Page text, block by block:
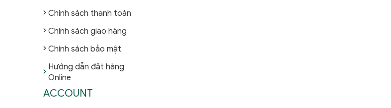
Chính sách thanh toán
Chính sách giao hàng
Chính sách bảo mật
Hướng dẫn đặt hàng
Online
ACCOUNT